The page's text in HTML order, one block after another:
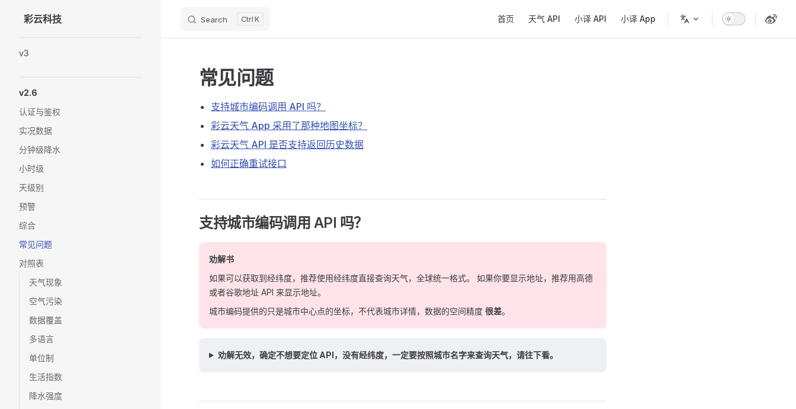
Skip to content
彩云科技 Search K 首页 天气 API 小译 API 小译 App
v3
v2.6
认证与鉴权
实况数据
分钟级降水
小时级
天级别
预警
综合
常见问题
对照表
天气现象
空气污染
数据覆盖
多语言
单位制
生活指数
降水强度
常见问题
支持城市编码调用 API 吗？
彩云天气 App 采用了那种地图坐标？
彩云天气 API 是否支持返回历史数据
如何正确重试接口
支持城市编码调用 API 吗？
劝解书
如果可以获取到经纬度，推荐使用经纬度直接查询天气，全球统一格式。 如果你要显示地址，推荐用高德
或者谷歌地址 API 来显示地址。
城市编码提供的只是城市中心点的坐标，不代表城市详情，数据的空间精度 很差。
劝解无效，确定不想要定位 API，没有经纬度，一定要按照城市名字来查询天气，请往下看。